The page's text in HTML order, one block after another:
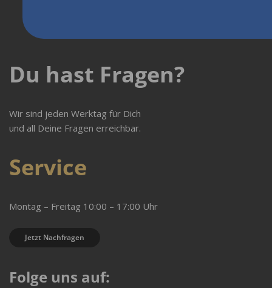
Du hast Fragen?
Wir sind jeden Werktag für Dich
und all Deine Fragen erreichbar.
Service
Montag – Freitag 10:00 – 17:00 Uhr
Jetzt Nachfragen
Folge uns auf: